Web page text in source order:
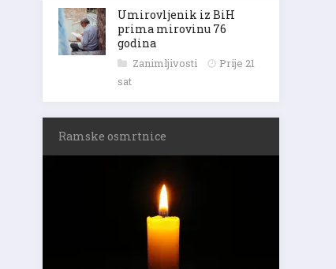
Umirovljenik iz BiH
prima mirovinu 76
godina
Zanimljivosti
Prije 21
sat
Ramske osmrtnice